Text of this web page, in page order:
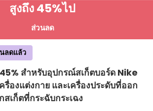
สูงถึง 45%ไป
ส่วนลด
สําหรับอุปกรณ์สเก็ตบอร์ด Nike
รื่องแต่งกาย และเครื่องประดับที่ออก
เก็ตที่กระฉับกระเฉง
ลดแล้ว